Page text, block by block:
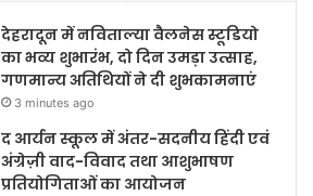
देहरादून में नविताल्या वैलनेस स्टूडियो
का भव्य शुभारंभ, दो दिन उमड़ा उत्साह,
गणमान्य अतिथियों ने दी शुभकामनाएं
3 minutes ago
द आर्यन स्कूल में अंतर-सदनीय हिंदी एवं
अंग्रेज़ी वाद-विवाद तथा आशुभाषण
प्रतियोगिताओं का आयोजन